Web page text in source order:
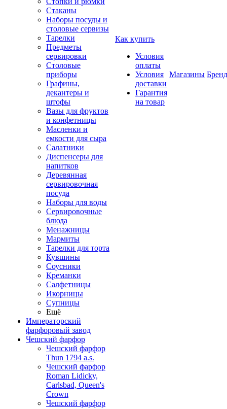
Стаканы
Наборы посуды и
столовые сервизы
Тарелки
Предметы
сервировки
Столовые
приборы
Графины,
декантеры и
штофы
Вазы для фруктов
и конфетницы
Масленки и
емкости для сыра
Салатники
Диспенсеры для
напитков
Деревянная
сервировочная
посуда
Наборы для воды
Сервировочные
блюда
Менажницы
Мармиты
Тарелки для торта
Кувшины
Соусники
Креманки
Салфетницы
Икорницы
Супницы
Ещё
Императорский
фарфоровый завод
Чешский фарфор
Чешский фарфор
Thun 1794 a.s.
Чешский фарфор
Roman Lidicky,
Carlsbad, Queen's
Crown
Чешский фарфор
Как купить
Условия
оплаты
Условия
доставки
Гарантия
на товар
Магазины